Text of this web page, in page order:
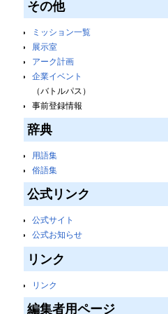
その他
ミッション一覧
展示室
アーク計画
企業イベント
（バトルパス）
事前登録情報
辞典
用語集
俗語集
公式リンク
公式サイト
公式お知らせ
リンク
リンク
編集者用ページ